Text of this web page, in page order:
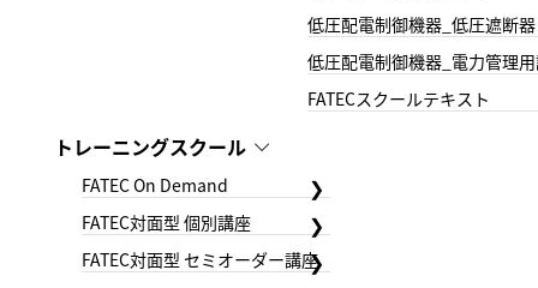
低圧配電制御機器_低圧遮断器
低圧配電制御機器_電力管理
FATECスクールテキスト
トレーニングスクール
FATEC On Demand
FATEC対面型 個別講座
FATEC対面型 セミオーダー講座